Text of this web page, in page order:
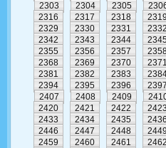
2303
2304 2305
2316
2317 2318 2319
2329
2330 2331
2342
2343 2344
2355
2356 2357
2368
2369 2370
2381
2382 2383
2394
2395 2396 2397
2407
2408 2409
2420
2421 2422 2423
2433
2434 2435 2436
2446
2447 2448 2449
2459
2460 2461